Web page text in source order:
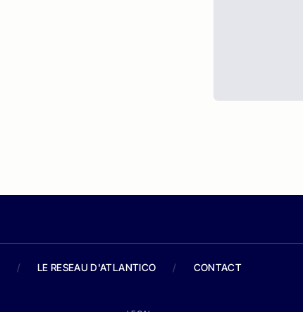
/ LE RESEAU D'ATLANTICO / CONTACT